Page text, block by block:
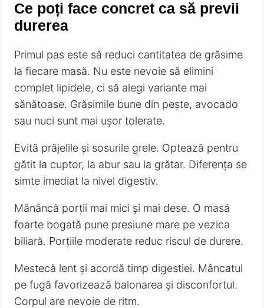
Ce poți face concret ca să previi
durerea
Primul pas este să reduci cantitatea de grăsime
la fiecare masă. Nu este nevoie să elimini
complet lipidele, ci să alegi variante mai
sănătoase. Grăsimile bune din pește, avocado
sau nuci sunt mai ușor tolerate.
Evită prăjelile și sosurile grele. Optează pentru
gătit la cuptor, la abur sau la grătar. Diferența se
simte imediat la nivel digestiv.
Mănâncă porții mai mici și mai dese. O masă
foarte bogată pune presiune mare pe vezica
biliară. Porțiile moderate reduc riscul de durere.
Mestecă lent și acordă timp digestiei. Mâncatul
pe fugă favorizează balonarea și disconfortul.
Corpul are nevoie de ritm.